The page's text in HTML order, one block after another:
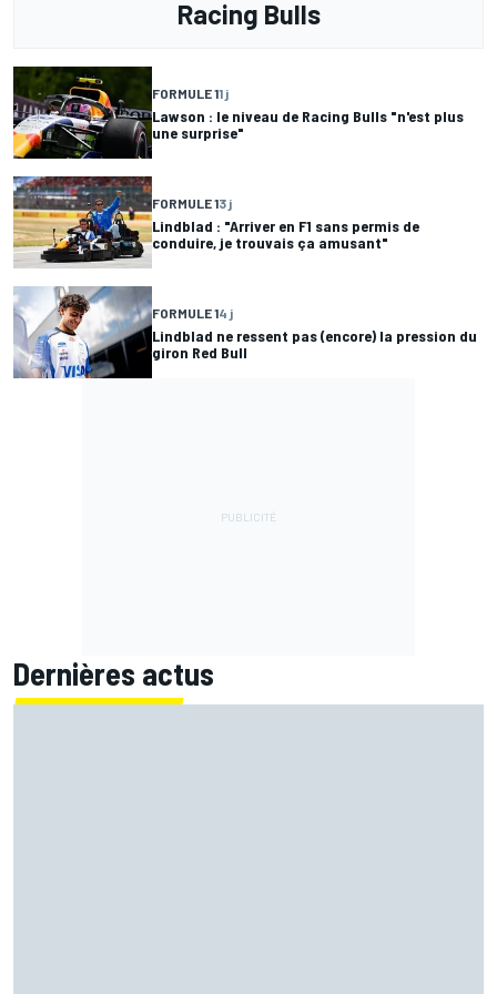
Racing Bulls
FORMULE 11 j
Lawson : le niveau de Racing Bulls "n'est plus
une surprise"
FORMULE 13 j
Lindblad : "Arriver en F1 sans permis de
conduire, je trouvais ça amusant"
FORMULE 14 j
Lindblad ne ressent pas (encore) la pression du
giron Red Bull
Dernières actus